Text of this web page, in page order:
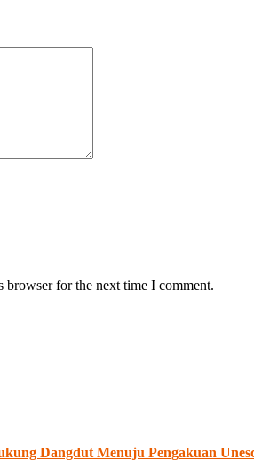
browser for the next time I comment.
Dangdut Menuju Pengakuan